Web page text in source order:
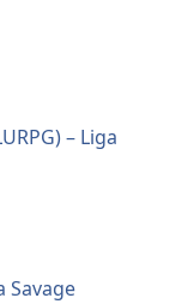
– Liga
Savage